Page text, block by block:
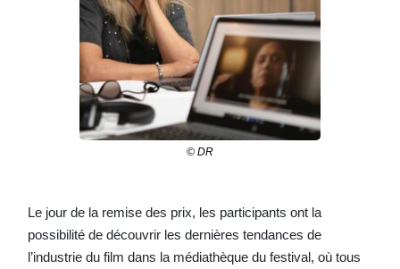
© DR
Le jour de la remise des prix, les participants ont la
possibilité de découvrir les dernières tendances de
l’industrie du film dans la médiathèque du festival, où tous